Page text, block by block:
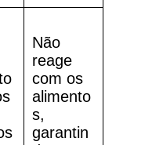
Não
reage
com os
alimento
s,
garantin